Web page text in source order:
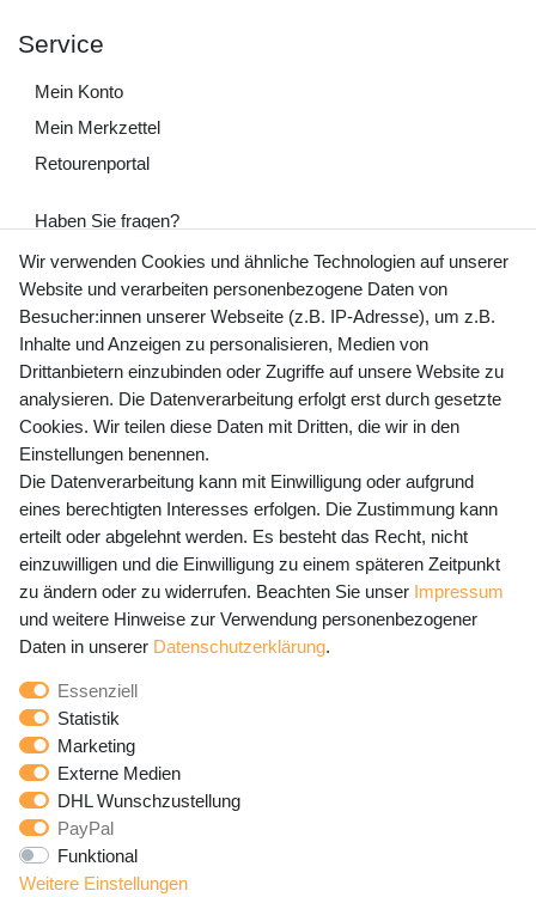
Service
Mein Konto
Mein Merkzettel
Retourenportal
Haben Sie fragen?
+49 (0) 35243 460 400
Mo-Fr 9-15 Uhr
shop@banjado.com
Preisangaben inkl. gesetzl. MwSt. und zzgl. Service- und
Versandkosten
Newsletter Anmeldung - Keine Angebote
mehr verpassen!
E-MAIL **
Newsletter
Honig
Hiermit bestätige ich, dass ich die
gelesen habe. Meine Einwilligung kann ich jederzeit
widerrufen.**
** Hierbei handelt es sich um ein Pflichtfeld.
Wir verwenden Cookies und ähnliche Technologien auf unserer
Website und verarbeiten personenbezogene Daten von
Besucher:innen unserer Webseite (z.B. IP-Adresse), um z.B.
Inhalte und Anzeigen zu personalisieren, Medien von
Drittanbietern einzubinden oder Zugriffe auf unsere Website zu
analysieren. Die Datenverarbeitung erfolgt erst durch gesetzte
Cookies. Wir teilen diese Daten mit Dritten, die wir in den
Einstellungen benennen.
Die Datenverarbeitung kann mit Einwilligung oder aufgrund
eines berechtigten Interesses erfolgen. Die Zustimmung kann
erteilt oder abgelehnt werden. Es besteht das Recht, nicht
einzuwilligen und die Einwilligung zu einem späteren Zeitpunkt
zu ändern oder zu widerrufen. Beachten Sie unser Impressum
und weitere Hinweise zur Verwendung personenbezogener
Daten in unserer Daten­schutz­erklärung.
Essenziell
Statistik
Marketing
Externe Medien
DHL Wunschzustellung
PayPal
Funktional
Weitere Einstellungen